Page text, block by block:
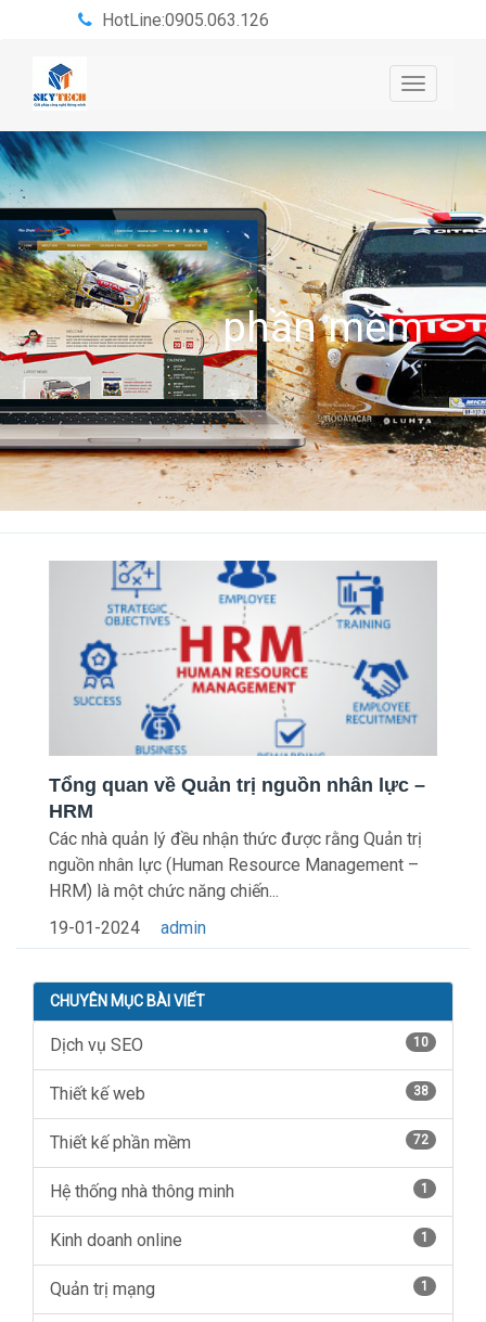
HotLine:0905.063.126
Toggle
phần mềm
Tổng quan về Quản trị nguồn nhân lực –
HRM
Các nhà quản lý đều nhận thức được rằng Quản trị
nguồn nhân lực (Human Resource Management –
HRM) là một chức năng chiến...
19-01-2024
admin
CHUYÊN MỤC BÀI VIẾT
Dịch vụ SEO 10
Thiết kế web 38
Thiết kế phần mềm 72
Hệ thống nhà thông minh 1
Kinh doanh online 1
Quản trị mạng 1